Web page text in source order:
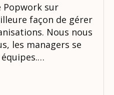
Popwork sur
façon de gérer
Nous nous
les managers se